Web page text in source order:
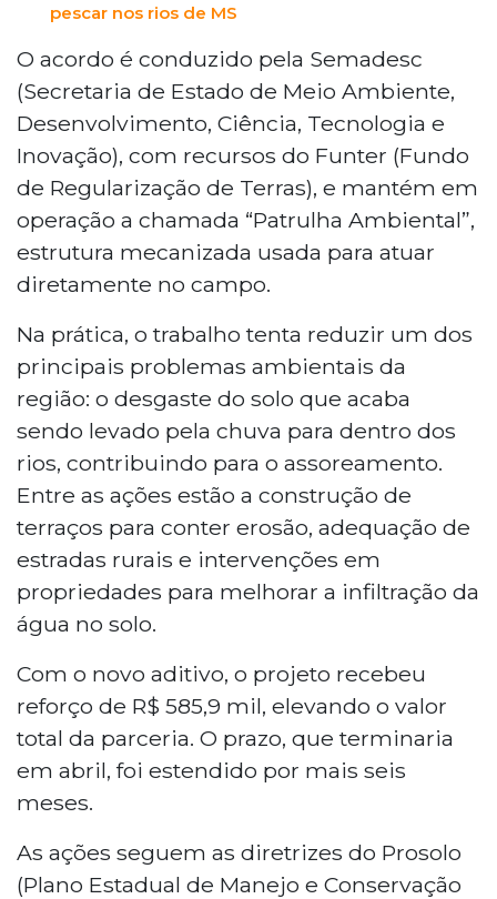
pescar nos rios de MS
O acordo é conduzido pela Semadesc
(Secretaria de Estado de Meio Ambiente,
Desenvolvimento, Ciência, Tecnologia e
Inovação), com recursos do Funter (Fundo
de Regularização de Terras), e mantém em
operação a chamada “Patrulha Ambiental”,
estrutura mecanizada usada para atuar
diretamente no campo.
Na prática, o trabalho tenta reduzir um dos
principais problemas ambientais da
região: o desgaste do solo que acaba
sendo levado pela chuva para dentro dos
rios, contribuindo para o assoreamento.
Entre as ações estão a construção de
terraços para conter erosão, adequação de
estradas rurais e intervenções em
propriedades para melhorar a infiltração da
água no solo.
Com o novo aditivo, o projeto recebeu
reforço de R$ 585,9 mil, elevando o valor
total da parceria. O prazo, que terminaria
em abril, foi estendido por mais seis
meses.
As ações seguem as diretrizes do Prosolo
(Plano Estadual de Manejo e Conservação